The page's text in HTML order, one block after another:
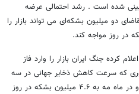
پیش بینی شده است . رشد احتمالی عرضه
دو میلیون بشکه‌ای می تواند بازار را
در روز مواجه کند.
کرده جنگ ایران بازار را وارد فاز
که سرعت کاهش ذخایر جهانی در سه
ماه جنگ به ۳.۸ میلیون بشکه در روز و در ماه مه به ۴.۶ میلیون بشکه در روز